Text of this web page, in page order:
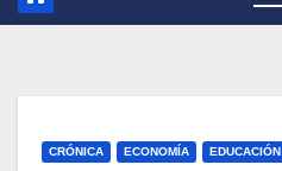
CRÓNICA ECONOMÍA EDUCACIÓN